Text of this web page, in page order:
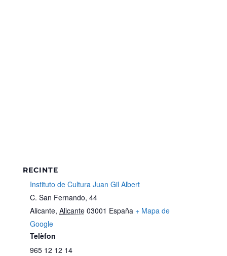
RECINTE
Instituto de Cultura Juan Gil Albert
C. San Fernando, 44
Alicante, Alicante 03001 España + Mapa de
Google
Telèfon
965 12 12 14